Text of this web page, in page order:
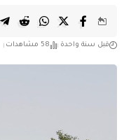
قبل سنة واحدة 58 مشاهدات